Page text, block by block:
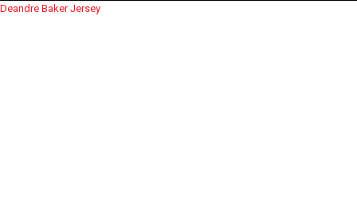
Deandre Baker Jersey